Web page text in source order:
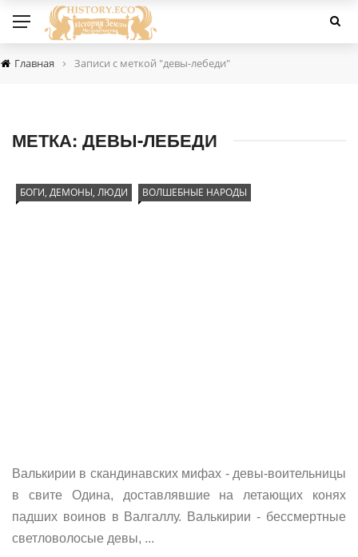
Главная › Записи с меткой "девы-лебеди"
МЕТКА: ДЕВЫ-ЛЕБЕДИ
БОГИ, ДЕМОНЫ, ЛЮДИ ВОЛШЕБНЫЕ НАРОДЫ
Валькирии в скандинавских мифах - девы-воительницы
в свите Одина, доставлявшие на летающих конях
падших воинов в Валгаллу. Валькирии - бессмертные
светловолосые девы, ...